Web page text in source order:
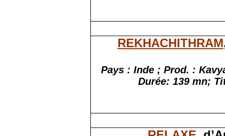
REKHACHITHRAM
Pays : Inde ; Prod. :
Durée: 139 mn;